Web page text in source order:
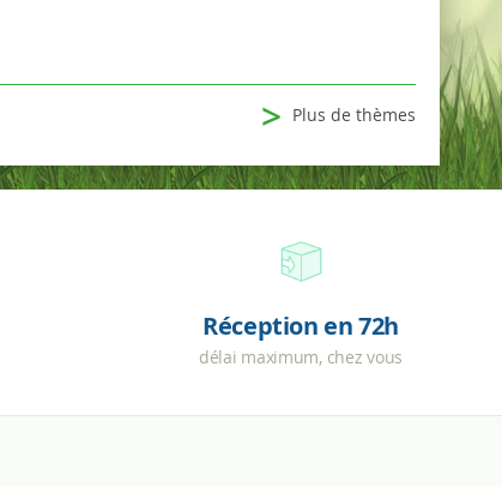
> Plus de thèmes
Réception en 72h
délai maximum, chez vous